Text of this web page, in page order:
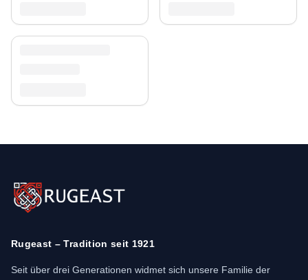
Rugeast – Tradition seit 1921
Seit über drei Generationen widmet sich unsere Familie der